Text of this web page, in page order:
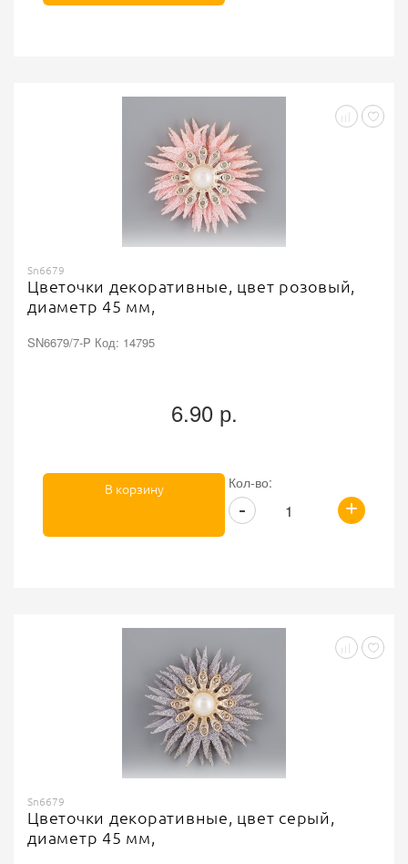
Sn6679
Цветочки декоративные, цвет розовый,
диаметр 45 мм,
SN6679/7-P Код: 14795
6.90 р.
Кол-во:
+
-
В корзину
Sn6679
Цветочки декоративные, цвет серый,
диаметр 45 мм,